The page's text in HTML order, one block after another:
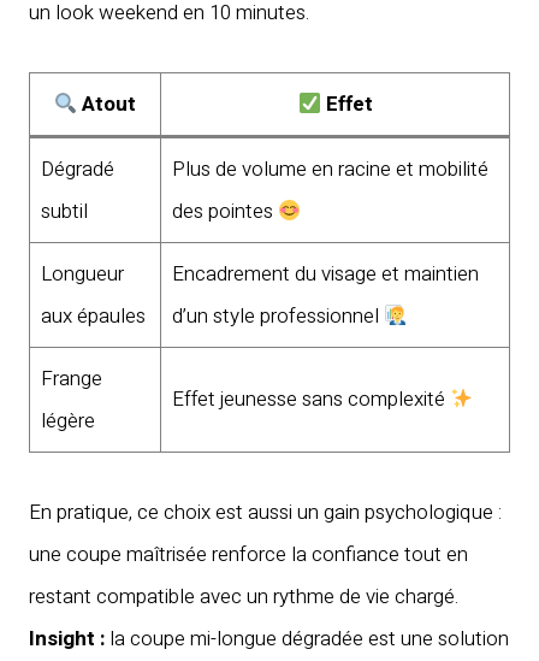
un look weekend en 10 minutes.
Atout Effet
Dégradé
subtil
Plus de volume en racine et mobilité
des pointes
Longueur
aux épaules
Encadrement du visage et maintien
d’un style professionnel
Frange
légère
Effet jeunesse sans complexité
En pratique, ce choix est aussi un gain psychologique :
une coupe maîtrisée renforce la confiance tout en
restant compatible avec un rythme de vie chargé.
Insight : la coupe mi-longue dégradée est une solution